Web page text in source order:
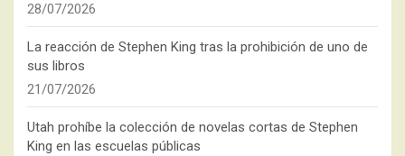
28/07/2026
La reacción de Stephen King tras la prohibición de uno de
sus libros
21/07/2026
Utah prohíbe la colección de novelas cortas de Stephen
King en las escuelas públicas